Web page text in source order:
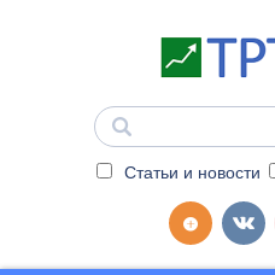
Статьи и новости